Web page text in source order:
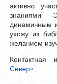
активно
знаниями.
динамичным
ухожу из
желанием
Контактная
Север»